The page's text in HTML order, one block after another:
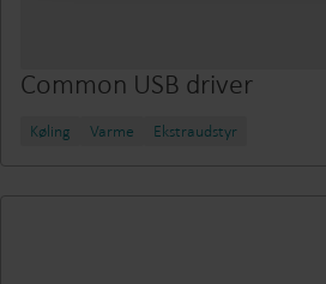
Common USB driver
Køling Varme Ekstraudstyr